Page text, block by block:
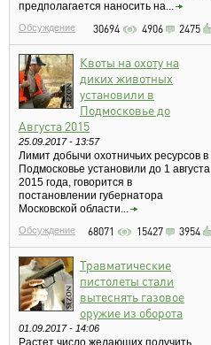
предполагается наносить на...
Обсуждение 30694 4906 2475
Квоты на охоту на
диких животных
установили в
Подмосковье до
Августа 2015
25.09.2017 - 13:57
Лимит добычи охотничьих ресурсов в
Подмосковье установили до 1 августа
2015 года, говорится в
постановлении губернатора
Московской области...
Обсуждение 68071 15427 3954
Травматические
пистолеты стали
вытеснять газовое
оружие из оборота
01.09.2017 - 14:06
Растет число желающих получить